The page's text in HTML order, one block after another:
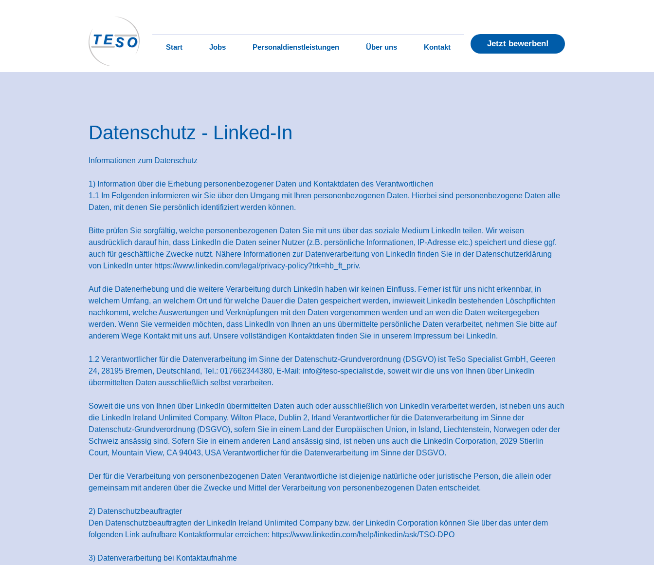
Start Jobs Personaldienstleistungen Über uns Kontakt Jetzt bewerben!
Datenschutz - Linked-In
Informationen zum Datenschutz
1) Information über die Erhebung personenbezogener Daten und Kontaktdaten des Verantwortlichen
1.1 Im Folgenden informieren wir Sie über den Umgang mit Ihren personenbezogenen Daten. Hierbei sind personenbezogene Daten alle
Daten, mit denen Sie persönlich identifiziert werden können.
Bitte prüfen Sie sorgfältig, welche personenbezogenen Daten Sie mit uns über das soziale Medium LinkedIn teilen. Wir weisen
ausdrücklich darauf hin, dass LinkedIn die Daten seiner Nutzer (z.B. persönliche Informationen, IP-Adresse etc.) speichert und diese ggf.
auch für geschäftliche Zwecke nutzt. Nähere Informationen zur Datenverarbeitung von LinkedIn finden Sie in der Datenschutzerklärung
von LinkedIn unter https://www.linkedin.com/legal/privacy-policy?trk=hb_ft_priv.
Auf die Datenerhebung und die weitere Verarbeitung durch LinkedIn haben wir keinen Einfluss. Ferner ist für uns nicht erkennbar, in
welchem Umfang, an welchem Ort und für welche Dauer die Daten gespeichert werden, inwieweit LinkedIn bestehenden Löschpflichten
nachkommt, welche Auswertungen und Verknüpfungen mit den Daten vorgenommen werden und an wen die Daten weitergegeben
werden. Wenn Sie vermeiden möchten, dass LinkedIn von Ihnen an uns übermittelte persönliche Daten verarbeitet, nehmen Sie bitte auf
anderem Wege Kontakt mit uns auf. Unsere vollständigen Kontaktdaten finden Sie in unserem Impressum bei LinkedIn.
1.2 Verantwortlicher für die Datenverarbeitung im Sinne der Datenschutz-Grundverordnung (DSGVO) ist TeSo Specialist GmbH, Geeren
24, 28195 Bremen, Deutschland, Tel.: 017662344380, E-Mail: info@teso-specialist.de, soweit wir die uns von Ihnen über LinkedIn
übermittelten Daten ausschließlich selbst verarbeiten.
Soweit die uns von Ihnen über LinkedIn übermittelten Daten auch oder ausschließlich von LinkedIn verarbeitet werden, ist neben uns auch
die LinkedIn Ireland Unlimited Company, Wilton Place, Dublin 2, Irland Verantwortlicher für die Datenverarbeitung im Sinne der
Datenschutz-Grundverordnung (DSGVO), sofern Sie in einem Land der Europäischen Union, in Island, Liechtenstein, Norwegen oder der
Schweiz ansässig sind. Sofern Sie in einem anderen Land ansässig sind, ist neben uns auch die LinkedIn Corporation, 2029 Stierlin
Court, Mountain View, CA 94043, USA Verantwortlicher für die Datenverarbeitung im Sinne der DSGVO.
Der für die Verarbeitung von personenbezogenen Daten Verantwortliche ist diejenige natürliche oder juristische Person, die allein oder
gemeinsam mit anderen über die Zwecke und Mittel der Verarbeitung von personenbezogenen Daten entscheidet.
2) Datenschutzbeauftragter
Den Datenschutzbeauftragten der LinkedIn Ireland Unlimited Company bzw. der LinkedIn Corporation können Sie über das unter dem
folgenden Link aufrufbare Kontaktformular erreichen: https://www.linkedin.com/help/linkedin/ask/TSO-DPO
3) Datenverarbeitung bei Kontaktaufnahme